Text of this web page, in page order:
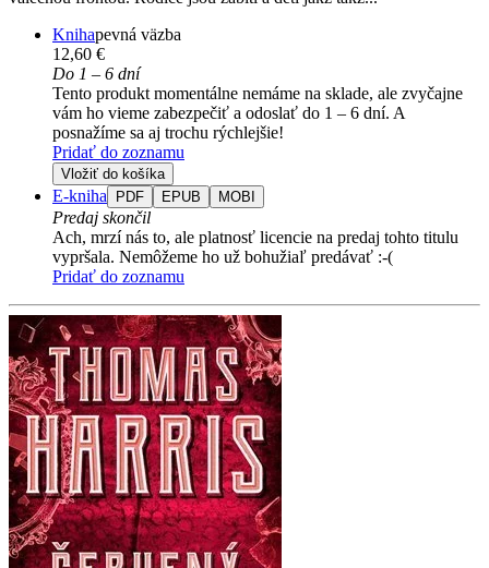
Knihapevná väzba
12,60 €
Do 1 – 6 dní
Tento produkt momentálne nemáme na sklade, ale zvyčajne
vám ho vieme zabezpečiť a odoslať do 1 – 6 dní. A
posnažíme sa aj trochu rýchlejšie!
Pridať do zoznamu
Vložiť do košíka
E-kniha PDF EPUB MOBI
Predaj skončil
Ach, mrzí nás to, ale platnosť licencie na predaj tohto titulu
vypršala. Nemôžeme ho už bohužiaľ predávať :-(
Pridať do zoznamu